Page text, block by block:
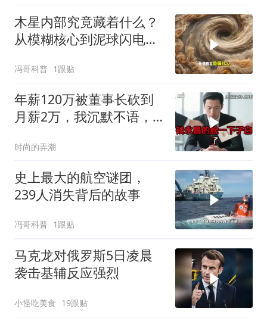
木星内部究竟藏着什么？
从模糊核心到泥球闪电，
冯哥科普 1跟贴
年薪120万被董事长砍到
月薪2万，我沉默不语，
我
时尚的弄潮
史上最大的航空谜团，
239人消失背后的故事
冯哥科普 1跟贴
马克龙对俄罗斯5日凌晨
袭击基辅反应强烈
小怪吃美食 19跟贴